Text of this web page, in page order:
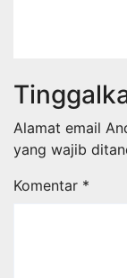
Alamat email
yang wajib
Komentar *